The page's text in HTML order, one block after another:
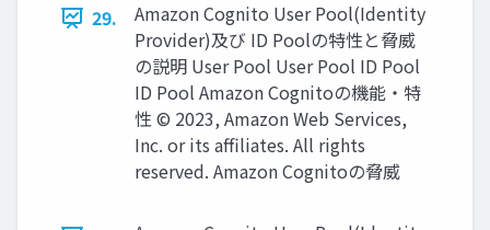
29.
Amazon Cognito User Pool(Identity
Provider)及び ID Poolの特性と脅威
の説明 User Pool User Pool ID Pool
ID Pool Amazon Cognitoの機能・特
性 © 2023, Amazon Web Services,
Inc. or its affiliates. All rights
reserved. Amazon Cognitoの脅威